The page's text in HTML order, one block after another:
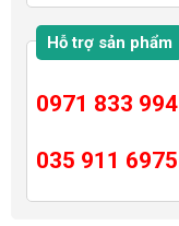
Hỗ trợ sản phẩm
0971 833 994
035 911 6975